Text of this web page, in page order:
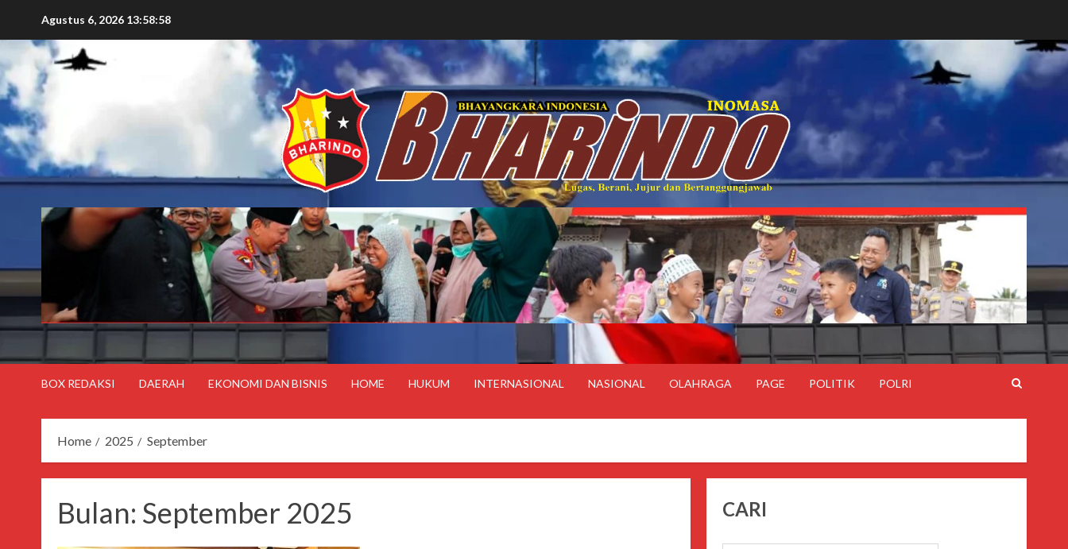
Agustus 6, 2026 13:59:00
BOX REDAKSI DAERAH EKONOMI DAN BISNIS HOME HUKUM INTERNASIONAL NASIONAL OLAHRAGA PAGE POLITIK POLRI
Home 2025 September
Bulan: September 2025 CARI